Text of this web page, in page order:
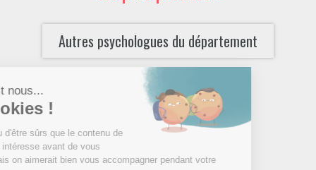
Autres psychologues du département